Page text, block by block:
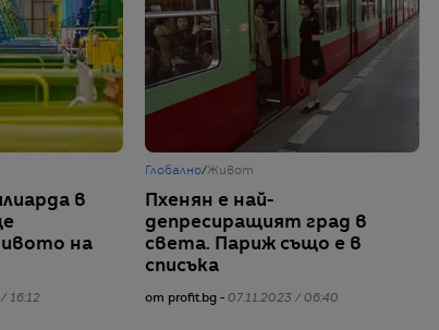
в
на
16:12
Глобално/Живот
Пхенян е най-
депресиращият град в
света. Париж също е в
списъка
от profit.bg - 07.11.2023 / 06:40